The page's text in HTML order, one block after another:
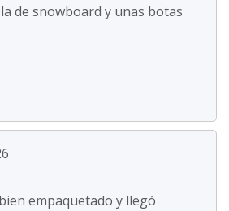
de snowboard y unas botas
empaquetado y llegó